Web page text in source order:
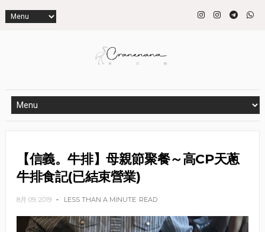
【信義。牛排】母親節聚餐～高CP天蔥
牛排食記(已結束營業)
8月 09, 2019 LESS THAN A MINUTE READ